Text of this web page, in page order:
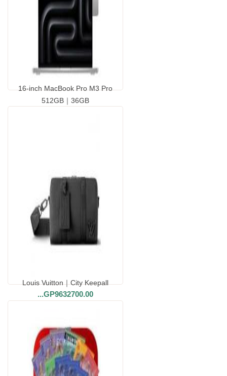
16-inch MacBook Pro M3 Pro
512GB｜36GB
Louis Vuitton｜City Keepall
...GP9632700.00